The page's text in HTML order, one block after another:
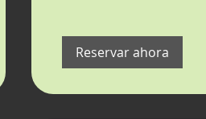
Reservar ahora